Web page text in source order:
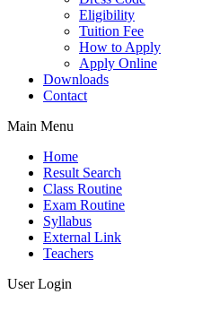
Eligibility
Tuition Fee
How to Apply
Apply Online
Downloads
Contact
Main Menu
Home
Result Search
Class Routine
Exam Routine
Syllabus
External Link
Teachers
User Login